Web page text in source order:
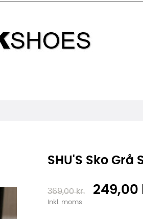
SHU'S Sko Grå
369,00 kr. 249,00
Inkl. moms